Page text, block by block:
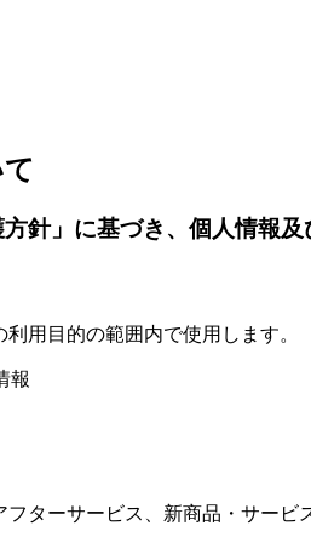
針」に基づき、個人情報及
用目的の範囲内で使用します。
報
ターサービス、新商品・サービ